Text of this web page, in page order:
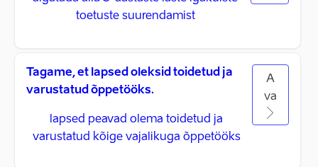
toetuste suurendamist
Tagame, et lapsed oleksid toidetud ja
varustatud õppetööks.
lapsed peavad olema toidetud ja
varustatud kõige vajalikuga õppetööks
A
va